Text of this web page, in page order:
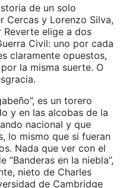
de un solo
Cercas y Lorenzo Silva,
elige a dos
Civil: uno por cada
claramente opuestos,
la misma suerte. O
es un torero
y en las alcobas de la
nacional y que
lo mismo que si fueran
Nada que ver con el
en la niebla”,
nieto de Charles
de Cambridge